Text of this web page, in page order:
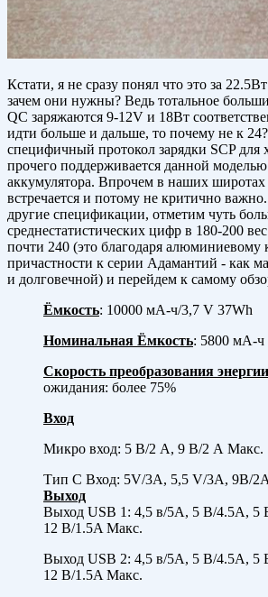
Кстати, я не сразу понял что это за
зачем они нужны? Ведь тотальное
QC заряжаются 9-12V и 18Вт
идти больше и дальше, то почему не к
специфичный протокол зарядки SCP для
прочего поддерживается данной
аккумулятора. Впрочем в наших широтах
встречается и потому не критично
другие спецификации, отметим чуть
среднестатистических цифр в 180-200
почти 240 (это благодаря алюминиевому
причастности к серии Адамантий - как
и долговечной) и перейдем к самому
Ёмкость: 10000 мА-ч/3,7 V 37Wh
Номинальная Ёмкость: 5800 мА-ч
Скорость преобразования энергии
ожидания: более 75%
Вход
Микро вход: 5 В/2 А, 9 В/2 А Макс.
Тип C Вход: 5V/3A, 5,5 V/3A, 9В/
Выход
Выход USB 1: 4,5 в/5A, 5 В/4.5A, 5
12 В/1.5A Макс.
Выход USB 2: 4,5 в/5A, 5 В/4.5A, 5
12 В/1.5A Макс.